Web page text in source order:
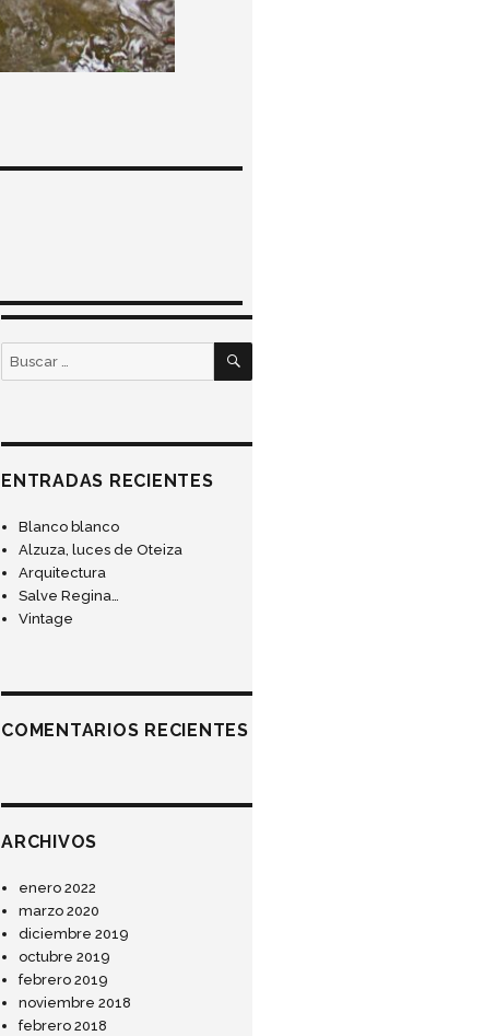
BUSCAR
ENTRADAS RECIENTES
Blanco blanco
Alzuza, luces de Oteiza
Arquitectura
Salve Regina…
Vintage
COMENTARIOS RECIENTES
ARCHIVOS
enero 2022
marzo 2020
diciembre 2019
octubre 2019
febrero 2019
noviembre 2018
febrero 2018